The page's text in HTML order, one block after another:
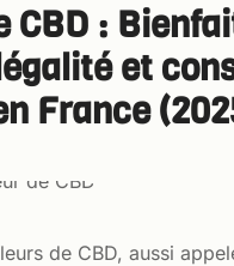
CBD :
et
France
de CBD, aussi